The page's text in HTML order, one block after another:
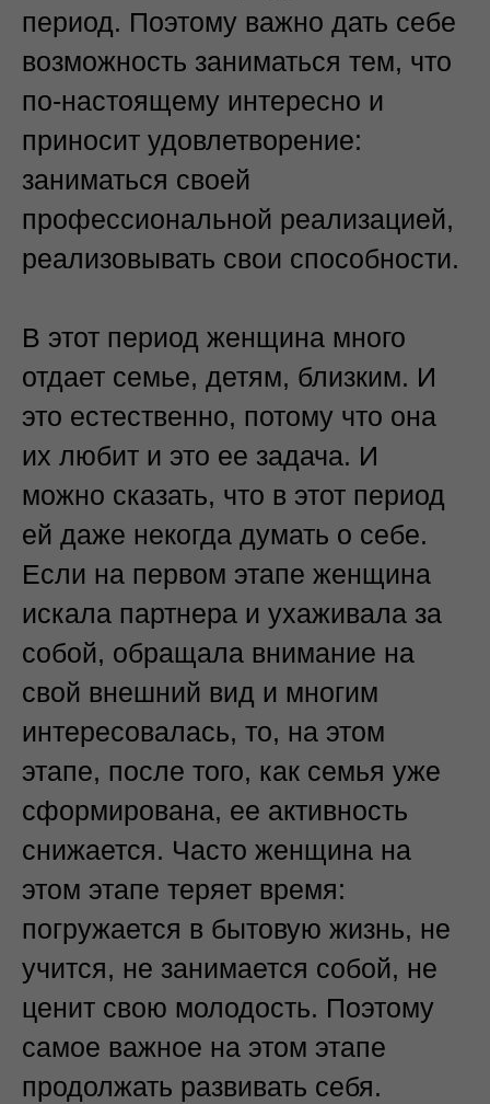
период. Поэтому важно дать себе
возможность заниматься тем, что
по-настоящему интересно и
приносит удовлетворение:
заниматься своей
профессиональной реализацией,
реализовывать свои способности.
В этот период женщина много
отдает семье, детям, близким. И
это естественно, потому что она
их любит и это ее задача. И
можно сказать, что в этот период
ей даже некогда думать о себе.
Если на первом этапе женщина
искала партнера и ухаживала за
собой, обращала внимание на
свой внешний вид и многим
интересовалась, то, на этом
этапе, после того, как семья уже
сформирована, ее активность
снижается. Часто женщина на
этом этапе теряет время:
погружается в бытовую жизнь, не
учится, не занимается собой, не
ценит свою молодость. Поэтому
самое важное на этом этапе
продолжать развивать себя.